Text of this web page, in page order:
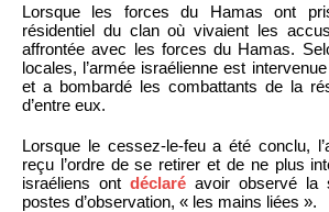
Lorsque les forces du Hamas ont
résidentiel du clan où vivaient les
affrontée avec les forces du Hamas.
locales, l’armée israélienne est
et a bombardé les combattants de la
d’entre eux.
Lorsque le cessez-le-feu a été conclu,
reçu l’ordre de se retirer et de ne plus
israéliens ont déclaré avoir observé la
postes d’observation, « les mains liées ».